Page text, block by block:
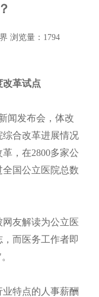
浏览量：1794
改革试点
闻发布会，体改
合改革进展情况
革，在2800多家公
国公立医院总数
友解读为公立医
而医务工作者即
特点的人事薪酬